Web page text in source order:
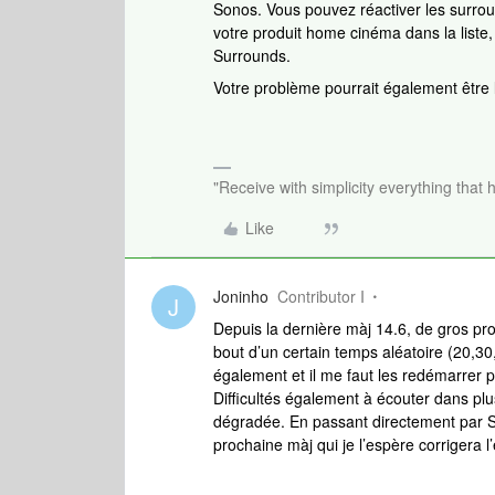
Sonos. Vous pouvez réactiver les
votre produit home cinéma dans la
Surrounds.
Votre problème pourrait également être
"Receive with simplicity everything that
Like
J Joninho Contributor I
Depuis la dernière màj 14.6, de gros
bout d’un certain temps aléatoire
également et il me faut les redémarrer
Difficultés également à écouter dans
dégradée. En passant directement par
prochaine màj qui je l’espère